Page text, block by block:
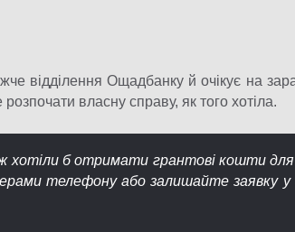
відділення Ощадбанку й очікує на
власну справу, як того хотіла.
хотіли б отримати грантові кошти для
телефону або залишайте заявку у